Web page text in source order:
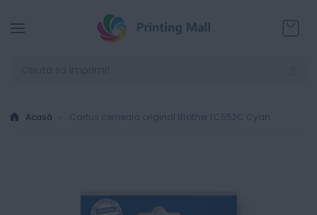
Acasă Cartus cerneala original Brother LC552C Cyan